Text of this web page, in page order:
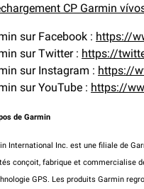
CP Garmin
sur Facebook : https://
sur Twitter : https://
sur Instagram : https://
sur YouTube : https://
de Garmin
International Inc. est une filiale de
conçoit, fabrique et commercialise
GPS. Les produits Garmin